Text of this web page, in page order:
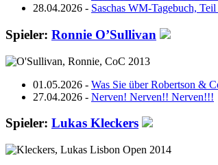
28.04.2026 - Saschas WM-Tagebuch, Teil
Spieler: Ronnie O’Sullivan
01.05.2026 - Was Sie über Robertson &
27.04.2026 - Nerven! Nerven!! Nerven!!!
Spieler: Lukas Kleckers